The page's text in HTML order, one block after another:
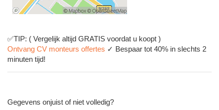
✅TIP: ( Vergelijk altijd GRATIS voordat u koopt )
Ontvang CV monteurs offertes ✓ Bespaar tot 40% in slechts 2
minuten tijd!
Gegevens onjuist of niet volledig?